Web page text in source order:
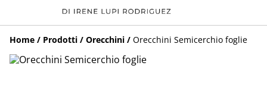
Home / Prodotti / Orecchini / Orecchini Semicerchio foglie